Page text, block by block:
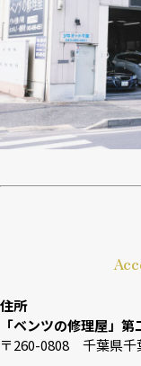
住所
「ベンツの修理屋」第
〒260-0808 千葉県千